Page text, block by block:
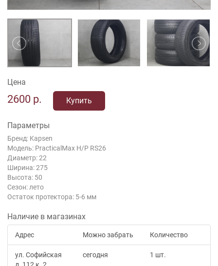
Цена
2600 р. Купить
Параметры
Бренд: Kapsen
Модель: PracticalMax H/P RS26
Диаметр: 22
Ширина: 275
Высота: 50
Сезон: лето
Остаток протектора: 5-6 мм
Наличие в магазинах
Адрес Можно забрать Количество
ул. Софийская
сегодня 1 шт.